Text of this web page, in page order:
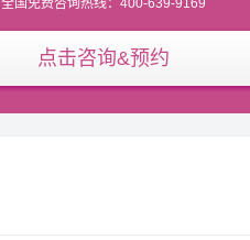
全国免费咨询热线：400-639-9169
点击咨询&预约